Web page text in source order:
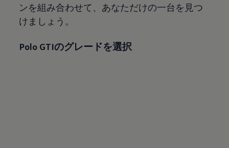
ンを組み合わせて、あなただけの一台を見つ
けましょう。
Polo GTIのグレードを選択